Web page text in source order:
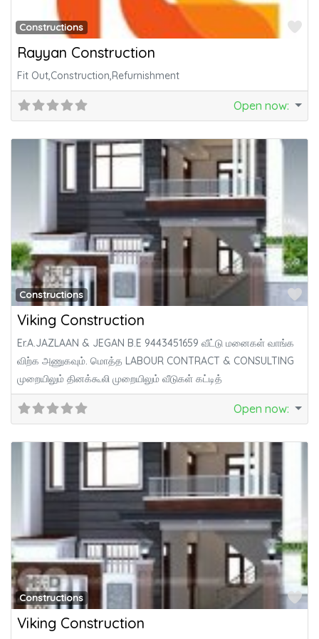
Constructions
Rayyan Construction
Fit Out,Construction,Refurnishment
Open now:
Constructions
Viking Construction
Er.A.JAZLAAN & JEGAN B.E 9443451659 வீட்டு மனைகள் வாங்க
விற்க அணுகவும். மொத்த LABOUR CONTRACT & CONSULTING
முறையிலும் தினக்கூலி முறையிலும் வீடுகள் கட்டித்
Open now:
Constructions
Viking Construction